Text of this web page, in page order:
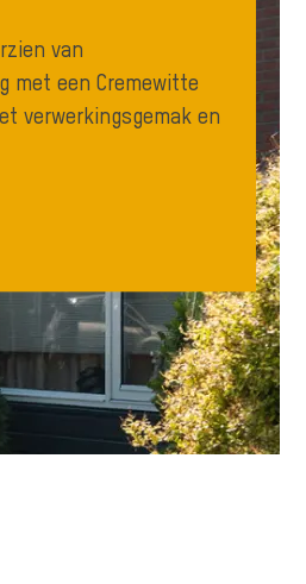
van
met een Cremewitte
verwerkingsgemak en